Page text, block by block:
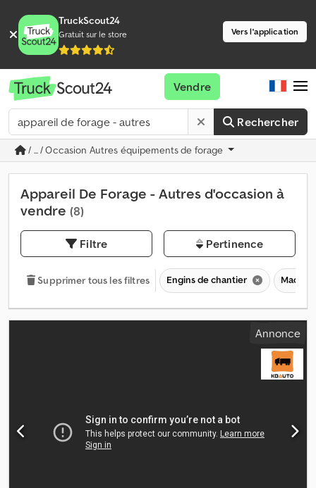
TruckScout24
Gratuit sur le store Vers l'application
Rechercher
Vendre
/ ... / Occasion Autres équipements de forage
Appareil De Forage - Autres d'occasion à
vendre (8)
Filtre Pertinence
Supprimer tous les filtres Engins de chantier
Annonce